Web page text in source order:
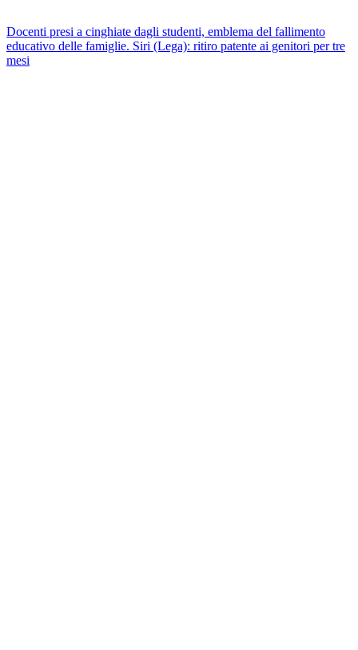
Docenti presi a cinghiate dagli studenti, emblema del fallimento
educativo delle famiglie. Siri (Lega): ritiro patente ai genitori per tre
mesi